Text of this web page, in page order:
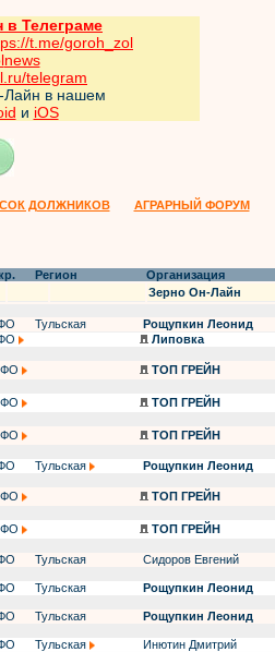
Телеграме
t.me/goroh_zol
news
telegram
Лайн в нашем
и iOS
ДОЛЖНИКОВ АГРАРНЫЙ ФОРУМ
Регион
Организация
Зерно Он-Лайн
Тульская
Рощупкин Леонид
Липовка
ТОП ГРЕЙН
ТОП ГРЕЙН
ТОП ГРЕЙН
Тульская
Рощупкин Леонид
ТОП ГРЕЙН
ТОП ГРЕЙН
Тульская
Сидоров Евгений
Тульская
Рощупкин Леонид
Тульская
Рощупкин Леонид
Тульская
Инютин Дмитрий